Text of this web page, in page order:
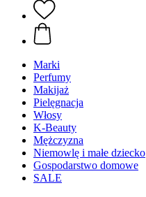
Marki
Perfumy
Makijaż
Pielęgnacja
Włosy
K-Beauty
Mężczyzna
Niemowlę i małe dziecko
Gospodarstwo domowe
SALE